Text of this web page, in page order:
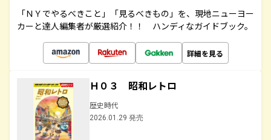
「ＮＹでやるべきこと」「見るべきもの」を、現地ニューヨー
カーと達人編集者が厳選紹介！！ ハンディなガイドブック。
詳細を見る
Ｈ０３ 昭和レトロ
歴史時代
2026.01.29 発売